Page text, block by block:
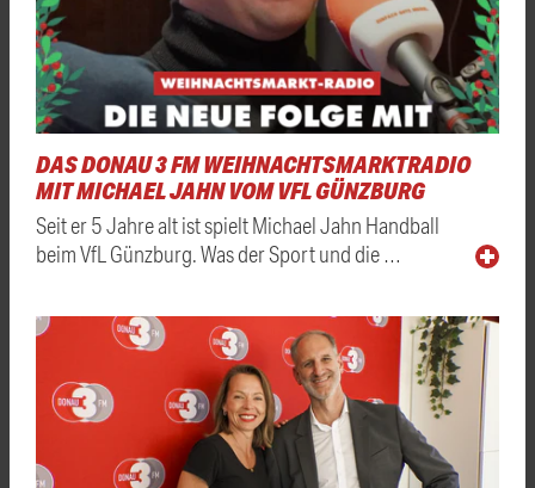
DAS DONAU 3 FM WEIHNACHTSMARKTRADIO
MIT MICHAEL JAHN VOM VFL GÜNZBURG
Seit er 5 Jahre alt ist spielt Michael Jahn Handball
beim VfL Günzburg. Was der Sport und die …